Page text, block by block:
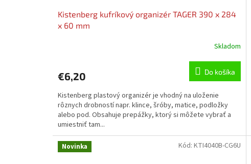
Kistenberg kufríkový organizér TAGER 390 x 284
x 60 mm
Skladom
€6,20 Do košíka
Kistenberg plastový organizér je vhodný na uloženie
rôznych drobností napr. klince, šróby, matice, podložky
alebo pod. Obsahuje prepážky, ktorý si môžete vybrať a
umiestniť tam...
Novinka Kód:KTI4040B-CG6U